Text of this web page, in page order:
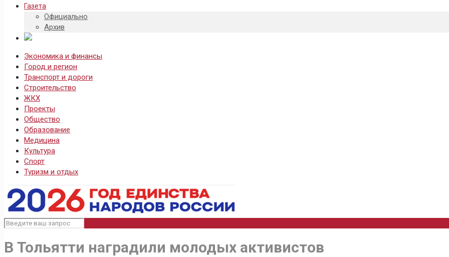
Газета
Официально
Архив
Экономика и финансы
Город и регион
Транспорт и дороги
Строительство
ЖКХ
Проекты
Общество
Образование
Медицина
Культура
Спорт
Туризм и отдых
В Тольятти наградили молодых активистов